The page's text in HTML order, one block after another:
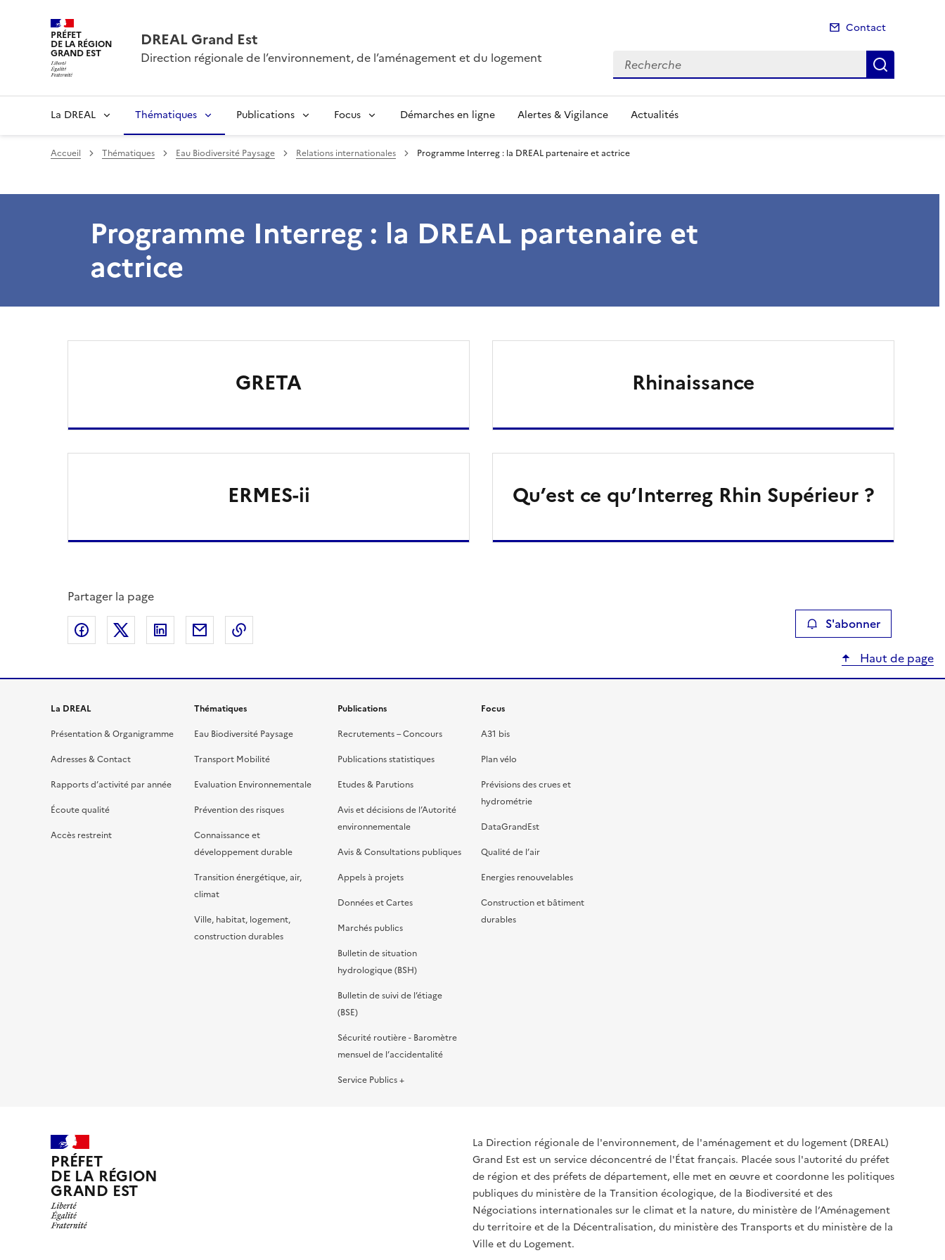
PRÉFET
DE LA RÉGION
GRAND EST
DREAL Grand Est
Direction régionale de l’environnement, de l’aménagement et du logement
Contact
Recherche
La DREAL Thématiques Publications Focus Démarches en ligne Alertes & Vigilance Actualités
Accueil Thématiques Eau Biodiversité Paysage Relations internationales Programme Interreg : la DREAL partenaire et actrice
Programme Interreg : la DREAL partenaire et
actrice
GRETA
ERMES-ii
Rhinaissance
Qu’est ce qu’Interreg Rhin Supérieur ?
Partager la page
Partager sur Facebook
Partager sur XPartager sur LinkedIn
Partager par email S'abonner
Haut de page
La DREAL
Présentation & Organigramme
Adresses & Contact
Rapports d’activité par année
Écoute qualité
Accès restreint
Thématiques
Eau Biodiversité Paysage
Transport Mobilité
Evaluation Environnementale
Prévention des risques
Connaissance et
développement durable
Transition énergétique, air,
climat
Ville, habitat, logement,
construction durables
Publications
Recrutements – Concours
Publications statistiques
Etudes & Parutions
Avis et décisions de l’Autorité
environnementale
Avis & Consultations publiques
Appels à projets
Données et Cartes
Marchés publics
Bulletin de situation
hydrologique (BSH)
Bulletin de suivi de l’étiage
(BSE)
Sécurité routière - Baromètre
mensuel de l’accidentalité
Service Publics +
Focus
A31 bis
Plan vélo
Prévisions des crues et
hydrométrie
DataGrandEst
Qualité de l’air
Energies renouvelables
Construction et bâtiment
durables
PRÉFET
DE LA RÉGION
GRAND EST
La Direction régionale de l'environnement, de l'aménagement et du logement (DREAL)
Grand Est est un service déconcentré de l'État français. Placée sous l'autorité du préfet
de région et des préfets de département, elle met en œuvre et coordonne les politiques
publiques du ministère de la Transition écologique, de la Biodiversité et des
Négociations internationales sur le climat et la nature, du ministère de l’Aménagement
du territoire et de la Décentralisation, du ministère des Transports et du ministère de la
Ville et du Logement.